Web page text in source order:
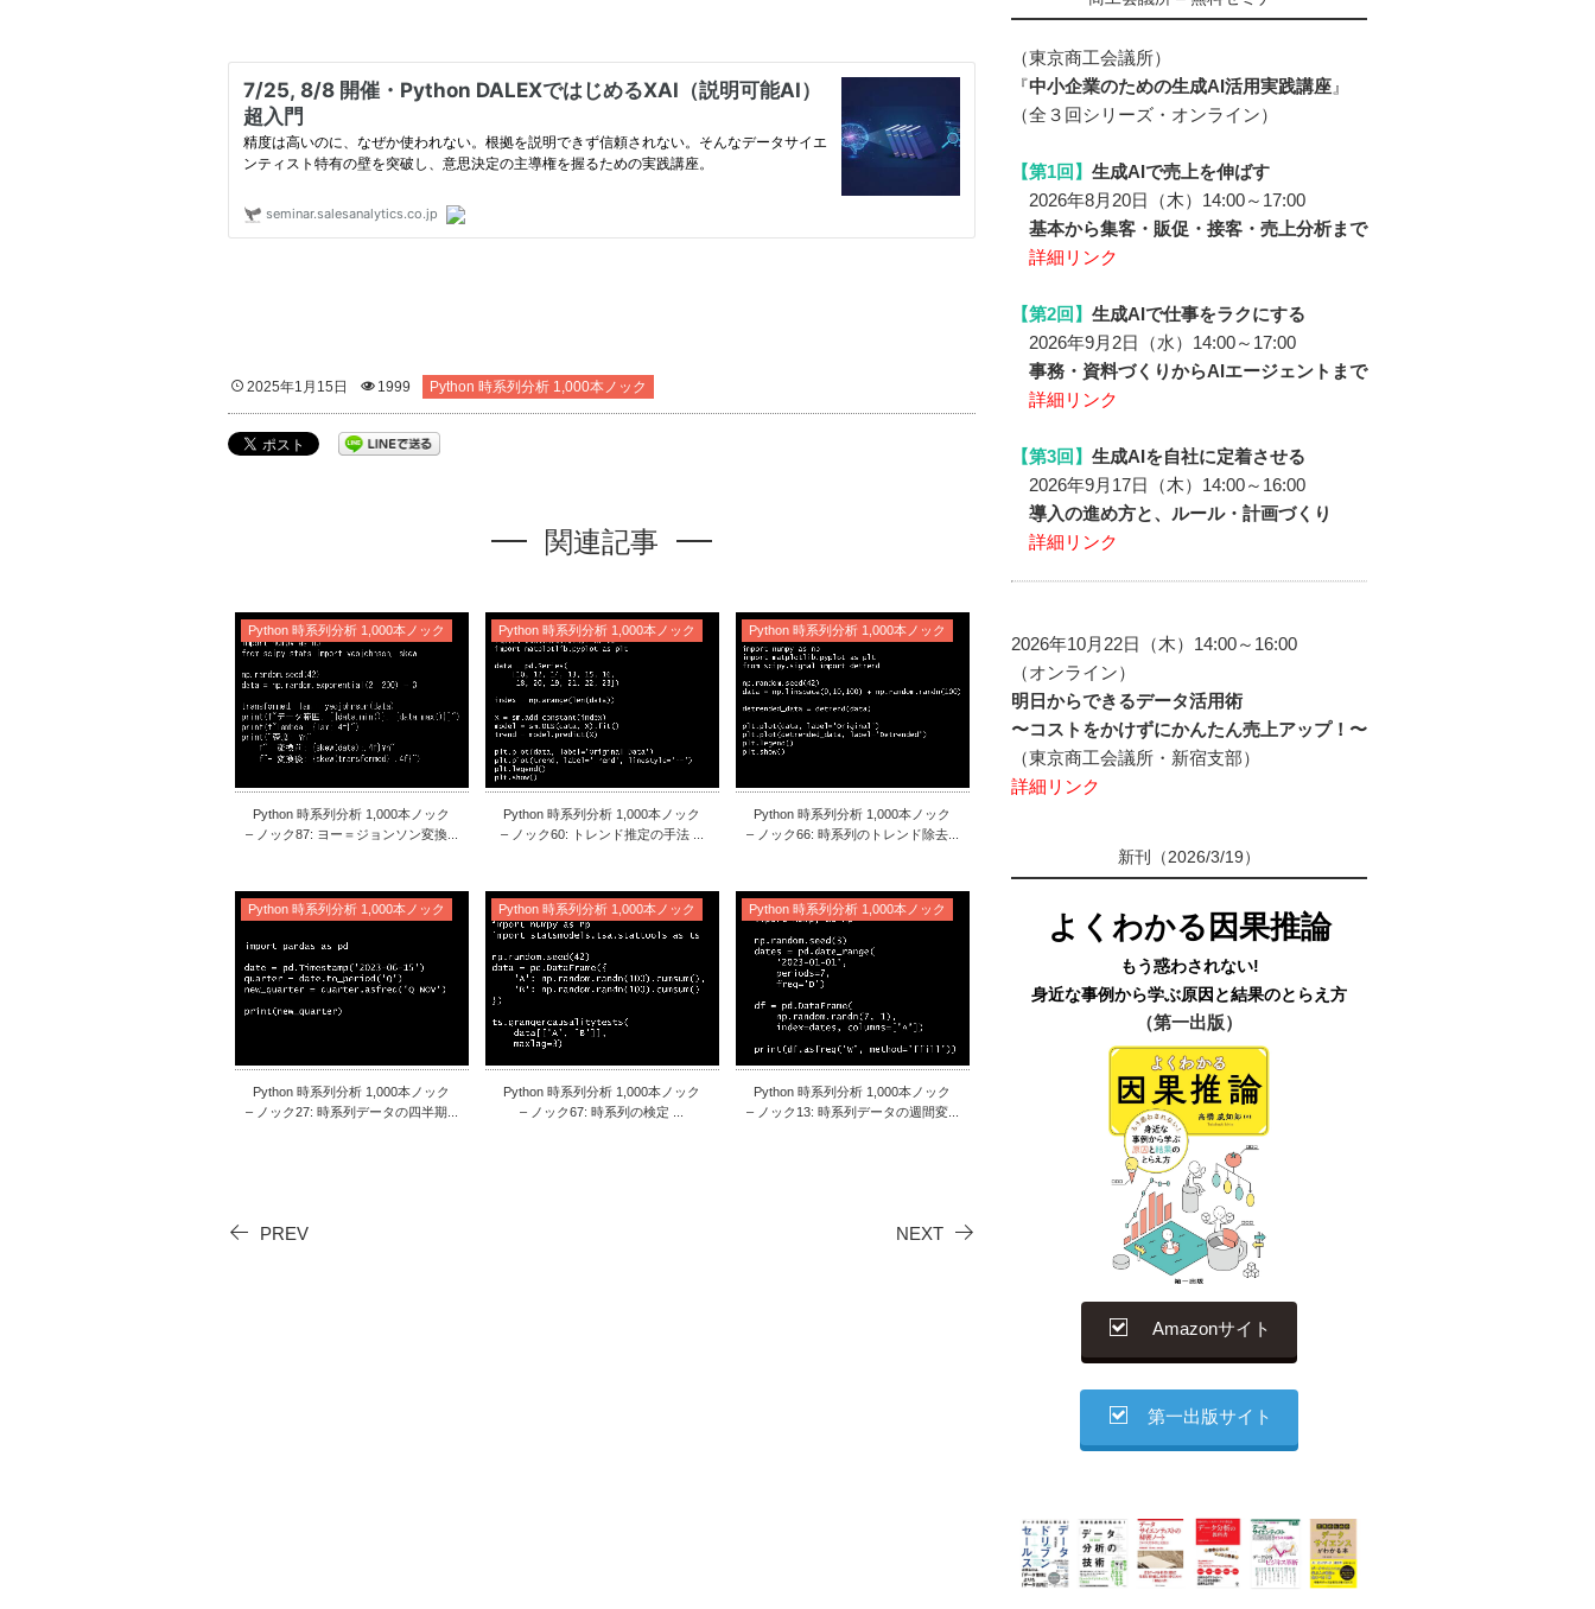
2025年1月15日 1999 Python 時系列分析 1,000本ノック
関連記事
Python 時系列分析 1,000本ノック
– ノック87: ヨー＝ジョンソン変換...
Python 時系列分析 1,000本ノック
Python 時系列分析 1,000本ノック
– ノック60: トレンド推定の手法 ...
Python 時系列分析 1,000本ノック
Python 時系列分析 1,000本ノック
– ノック66: 時系列のトレンド除去...
Python 時系列分析 1,000本ノック
Python 時系列分析 1,000本ノック
– ノック27: 時系列データの四半期...
Python 時系列分析 1,000本ノック
Python 時系列分析 1,000本ノック
– ノック67: 時系列の検定 ...
Python 時系列分析 1,000本ノック
Python 時系列分析 1,000本ノック
– ノック13: 時系列データの週間変...
Python 時系列分析 1,000本ノック
PREV NEXT
（東京商工会議所）
『中小企業のための生成AI活用実践講座 』
（全３回シリーズ・オンライン）
【第1回】 生成AIで売上を伸ばす
2026年8月20日（木）14:00～17:00
基本から集客・販促・接客・売上分析まで
詳細リンク
【第2回】 生成AIで仕事をラクにする
2026年9月2日（水）14:00～17:00
事務・資料づくりからAIエージェントまで
詳細リンク
【第3回】 生成AIを自社に定着させる
2026年9月17日（木）14:00～16:00
導入の進め方と、ルール・計画づくり
詳細リンク
2026年10月22日（木）14:00～16:00
（オンライン）
明日からできるデータ活用術
〜コストをかけずにかんたん売上アップ！〜
（東京商工会議所・新宿支部）
詳細リンク
新刊（2026/3/19）
よくわかる因果推論
もう惑わされない!
身近な事例から学ぶ原因と結果のとらえ方
（第一出版）
Amazonサイト
第一出版サイト